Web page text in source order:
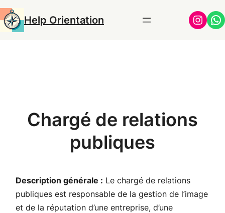
Aller
au
contenu
Help Orientation
Chargé de relations
publiques
Description générale : Le chargé de relations
publiques est responsable de la gestion de l’image
et de la réputation d’une entreprise, d’une